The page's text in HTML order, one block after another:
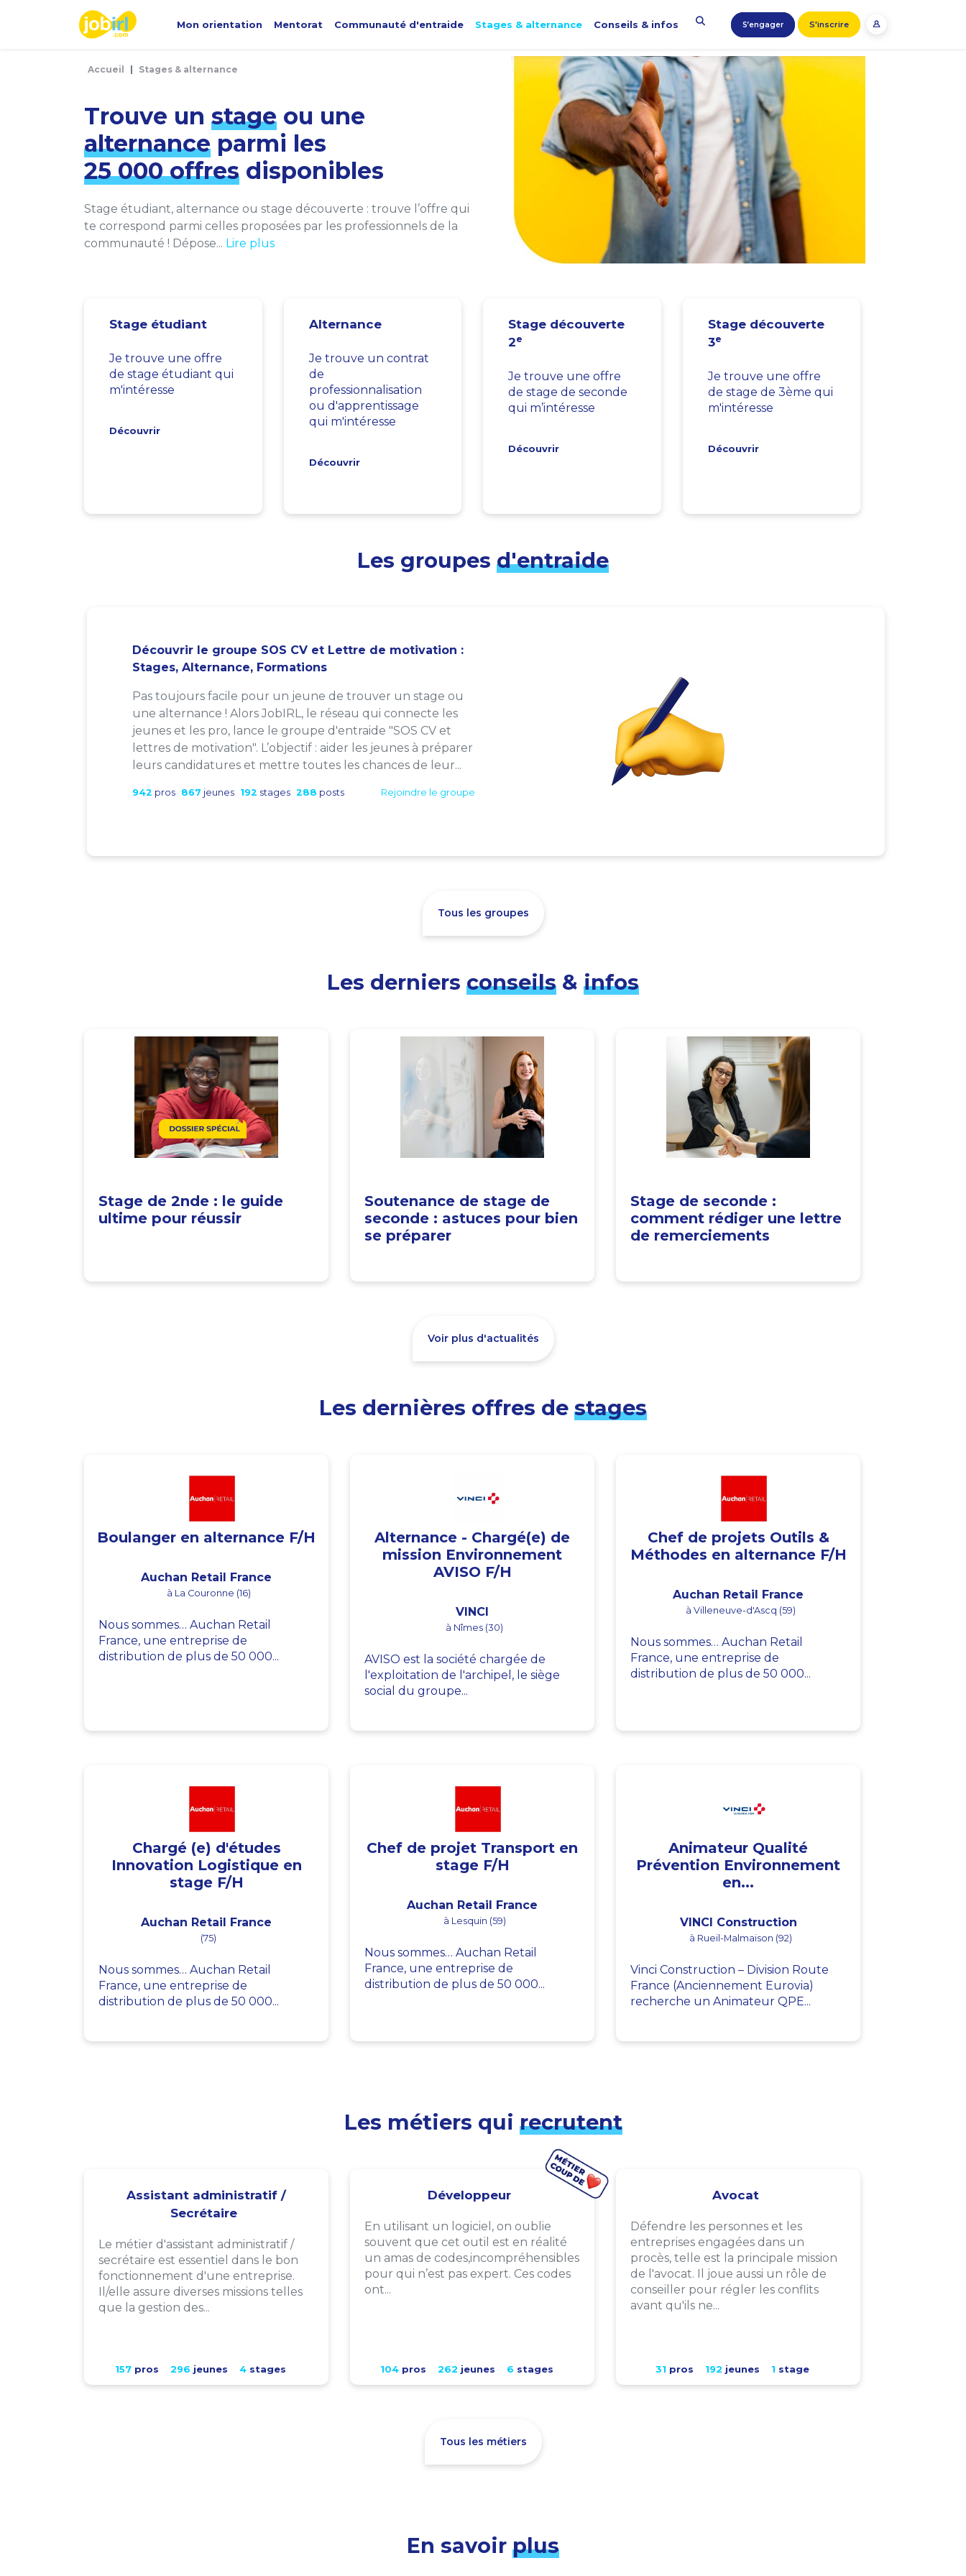
Mon orientation Mentorat Communauté d'entraide Stages & alternance Conseils & infos S’engager S'inscrire
Accueil Stages & alternance
Trouve un stage ou une
alternance parmi les
25 000 offres disponibles
Stage étudiant, alternance ou stage découverte : trouve l’offre qui
te correspond parmi celles proposées par les professionnels de la
communauté ! Dépose... Lire plus
Stage étudiant
Je trouve une offre
de stage étudiant qui
m'intéresse
Découvrir
Alternance
Je trouve un contrat
de
professionnalisation
ou d'apprentissage
qui m'intéresse
Découvrir
Stage découverte
2e
Je trouve une offre
de stage de seconde
qui m’intéresse
Découvrir
Stage découverte
3e
Je trouve une offre
de stage de 3ème qui
m'intéresse
Découvrir
Les groupes d'entraide
Découvrir le groupe SOS CV et Lettre de motivation :
Stages, Alternance, Formations
Pas toujours facile pour un jeune de trouver un stage ou
une alternance ! Alors JobIRL, le réseau qui connecte les
jeunes et les pro, lance le groupe d'entraide "SOS CV et
lettres de motivation". L’objectif : aider les jeunes à préparer
leurs candidatures et mettre toutes les chances de leur...
942 pros 867 jeunes 192 stages 288 posts Rejoindre le groupe
Tous les groupes
Les derniers conseils & infos
Stage de 2nde : le guide
ultime pour réussir
Soutenance de stage de
seconde : astuces pour bien
se préparer
Stage de seconde :
comment rédiger une lettre
de remerciements
Voir plus d'actualités
Les dernières offres de stages
Boulanger en alternance F/H
Auchan Retail France
à La Couronne (16)
Nous sommes… Auchan Retail
France, une entreprise de
distribution de plus de 50 000...
Alternance - Chargé(e) de
mission Environnement
AVISO F/H
VINCI
à Nîmes (30)
AVISO est la société chargée de
l'exploitation de l'archipel, le siège
social du groupe...
Chef de projets Outils &
Méthodes en alternance F/H
Auchan Retail France
à Villeneuve-d'Ascq (59)
Nous sommes… Auchan Retail
France, une entreprise de
distribution de plus de 50 000...
Chargé (e) d'études
Innovation Logistique en
stage F/H
Auchan Retail France
(75)
Nous sommes… Auchan Retail
France, une entreprise de
distribution de plus de 50 000...
Chef de projet Transport en
stage F/H
Auchan Retail France
à Lesquin (59)
Nous sommes… Auchan Retail
France, une entreprise de
distribution de plus de 50 000...
Animateur Qualité
Prévention Environnement
en...
VINCI Construction
à Rueil-Malmaison (92)
Vinci Construction – Division Route
France (Anciennement Eurovia)
recherche un Animateur QPE...
Les métiers qui recrutent
Assistant administratif /
Secrétaire
Le métier d'assistant administratif /
secrétaire est essentiel dans le bon
fonctionnement d'une entreprise.
Il/elle assure diverses missions telles
que la gestion des...
157 pros 296 jeunes 4 stages
Développeur
En utilisant un logiciel, on oublie
souvent que cet outil est en réalité
un amas de codes,incompréhensibles
pour qui n’est pas expert. Ces codes
ont...
104pros 262 jeunes 6 stages
Avocat
Défendre les personnes et les
entreprises engagées dans un
procès, telle est la principale mission
de l'avocat. Il joue aussi un rôle de
conseiller pour régler les conflits
avant qu'ils ne...
31 pros 192 jeunes 1 stage
Tous les métiers
En savoir plus
Panneau de gestion des cookies